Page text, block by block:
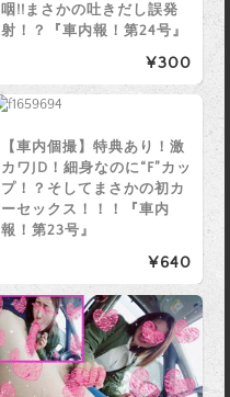
咽!!まさかの吐きだし誤発
射！？『車内報！第24号』
¥300
【車内個撮】特典あり！激
カワJD！細身なのに“F”カッ
プ！？そしてまさかの初カ
ーセックス！！！『車内
報！第23号』
¥640